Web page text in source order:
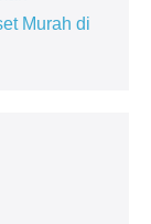
Murah di